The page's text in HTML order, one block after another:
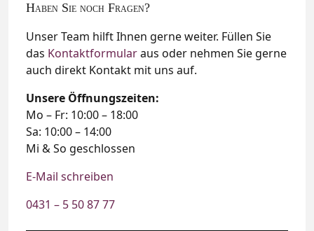
Haben Sie noch Fragen?
Unser Team hilft Ihnen gerne weiter. Füllen Sie
das Kontaktformularaus oder nehmen Sie gerne
auch direkt Kontakt mit uns auf.
Unsere Öffnungszeiten:
Mo – Fr: 10:00 – 18:00
Sa: 10:00 – 14:00
Mi & So geschlossen
E-Mail schreiben
0431 – 5 50 87 77